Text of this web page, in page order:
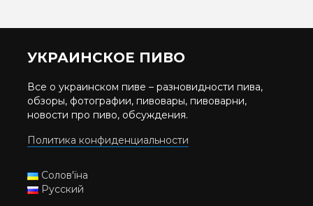
УКРАИНСКОЕ ПИВО
Все о украинском пиве – разновидности пива,
обзоры, фотографии, пивовары, пивоварни,
новости про пиво, обсуждения.
Политика конфиденциальности
Солов'їна
Русский